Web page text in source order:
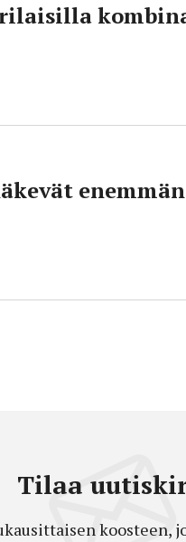
enemmän
Tilaa
koosteen,